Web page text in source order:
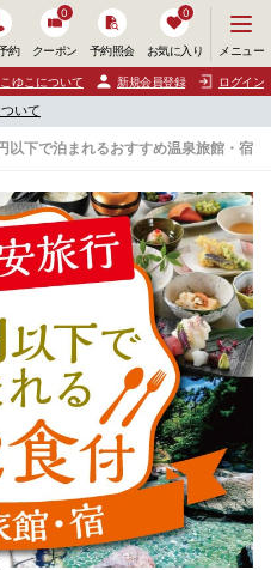
約 クーポン
0
予約照会 お気に入り
0
ニ
ュ
ー
開
く
メニュー
ゆこについて 新規会員登録 ログイン
いて
以下で泊まれるおすすめ温泉旅館・宿